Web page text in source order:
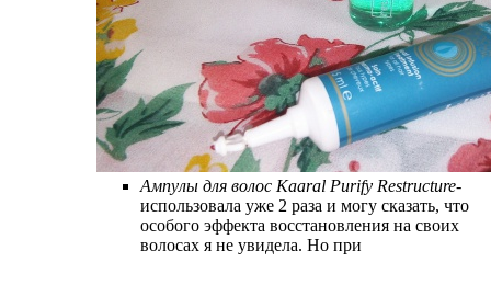
Ампулы для волос Kaaral Purify Restructure-
использовала уже 2 раза и могу сказать, что
особого эффекта восстановления на своих
волосах я не увидела. Но при